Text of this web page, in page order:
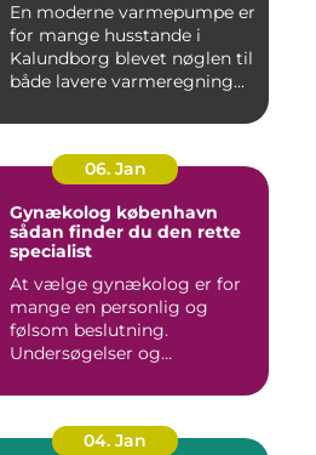
En moderne varmepumpe er
for mange husstande i
Kalundborg blevet nøglen til
både lavere varmeregning...
06. Jan
Gynækolog københavn
sådan finder du den rette
specialist
At vælge gynækolog er for
mange en personlig og
følsom beslutning.
Undersøgelser og
04. Jan